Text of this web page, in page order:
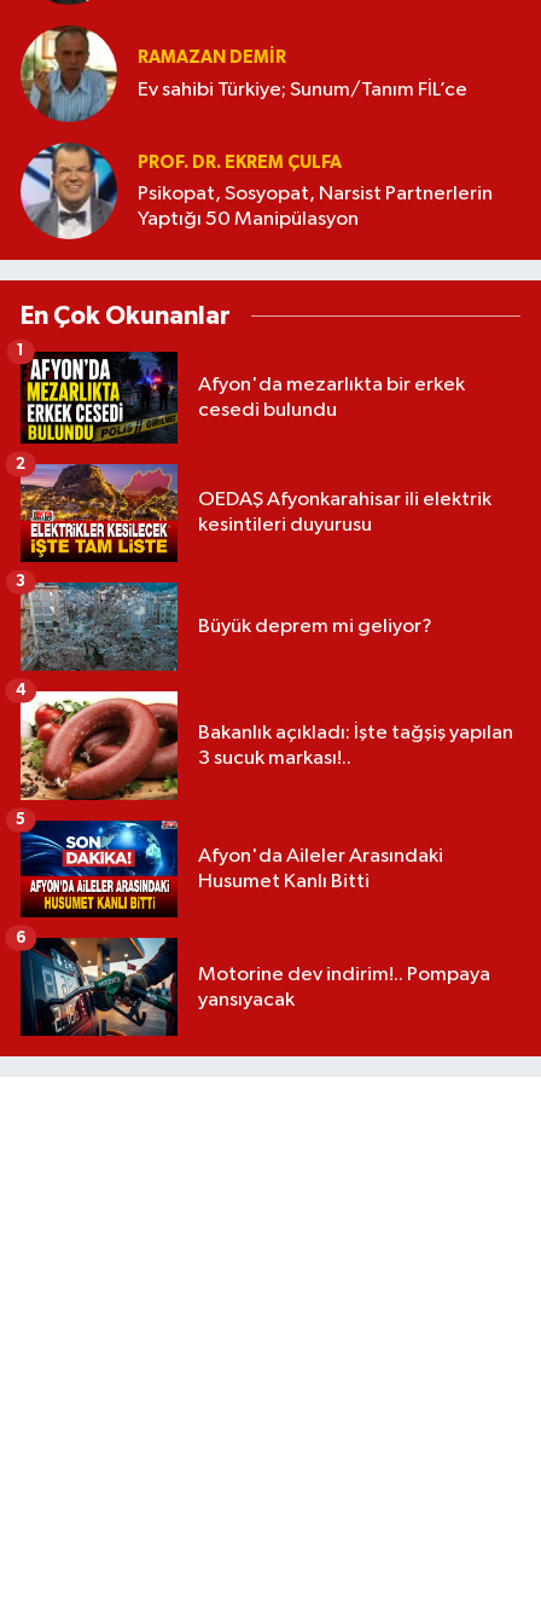
RAMAZAN DEMİR
Ev sahibi Türkiye; Sunum/Tanım FİL’ce
PROF. DR. EKREM ÇULFA
Psikopat, Sosyopat, Narsist Partnerlerin
Yaptığı 50 Manipülasyon
En Çok Okunanlar
Afyon'da mezarlıkta bir erkek
cesedi bulundu
1
OEDAŞ Afyonkarahisar ili elektrik
kesintileri duyurusu
2
Büyük deprem mi geliyor?
3
Bakanlık açıkladı: İşte tağşiş yapılan
3 sucuk markası!..
4
Afyon'da Aileler Arasındaki
Husumet Kanlı Bitti
5
Motorine dev indirim!.. Pompaya
yansıyacak
6